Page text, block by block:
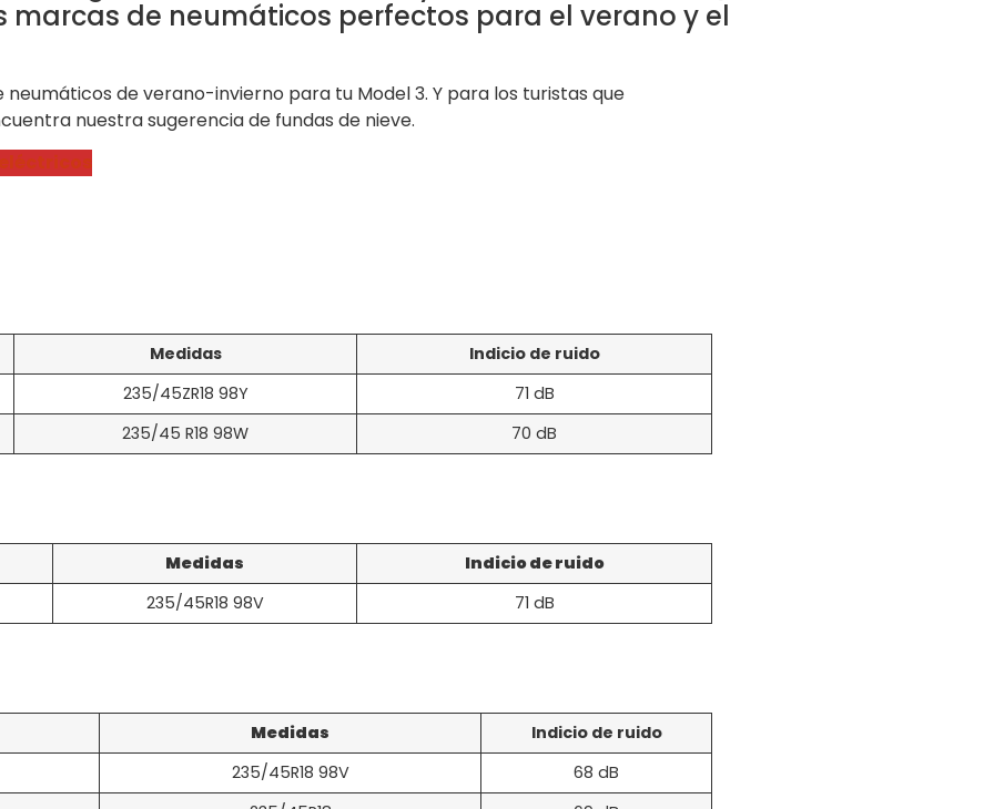
marcas de neumáticos perfectos para el verano y el
de verano-invierno para tu Model 3. Y para los turistas que
nuestra sugerencia de fundas de nieve.
Medidas
Indicio de ruido
235/45ZR18 98Y
71 dB
235/45 R18 98W
70 dB
Medidas
Indicio de ruido
235/45R18 98V
71 dB
Medidas
Indicio de ruido
235/45R18 98V
68 dB